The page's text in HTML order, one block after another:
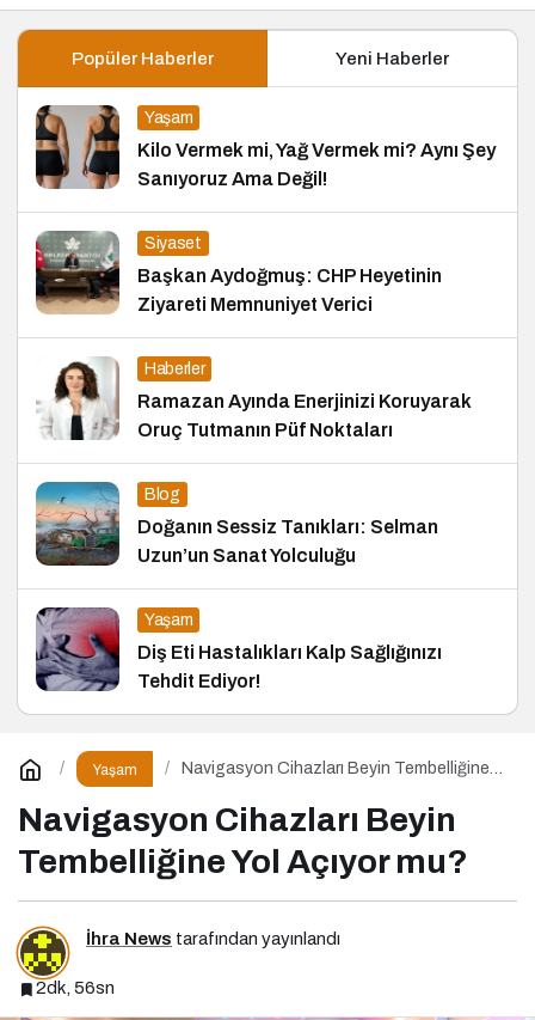
Popüler Haberler Yeni Haberler
Yaşam
Kilo Vermek mi, Yağ Vermek mi? Aynı Şey
Sanıyoruz Ama Değil!
Siyaset
Başkan Aydoğmuş: CHP Heyetinin
Ziyareti Memnuniyet Verici
Haberler
Ramazan Ayında Enerjinizi Koruyarak
Oruç Tutmanın Püf Noktaları
Blog
Doğanın Sessiz Tanıkları: Selman
Uzun’un Sanat Yolculuğu
Yaşam
Diş Eti Hastalıkları Kalp Sağlığınızı
Tehdit Ediyor!
Yaşam
Navigasyon Cihazları Beyin Tembelliğine
Navigasyon Cihazları Beyin
Tembelliğine Yol Açıyor mu?
İhra News tarafından yayınlandı
2dk, 56sn